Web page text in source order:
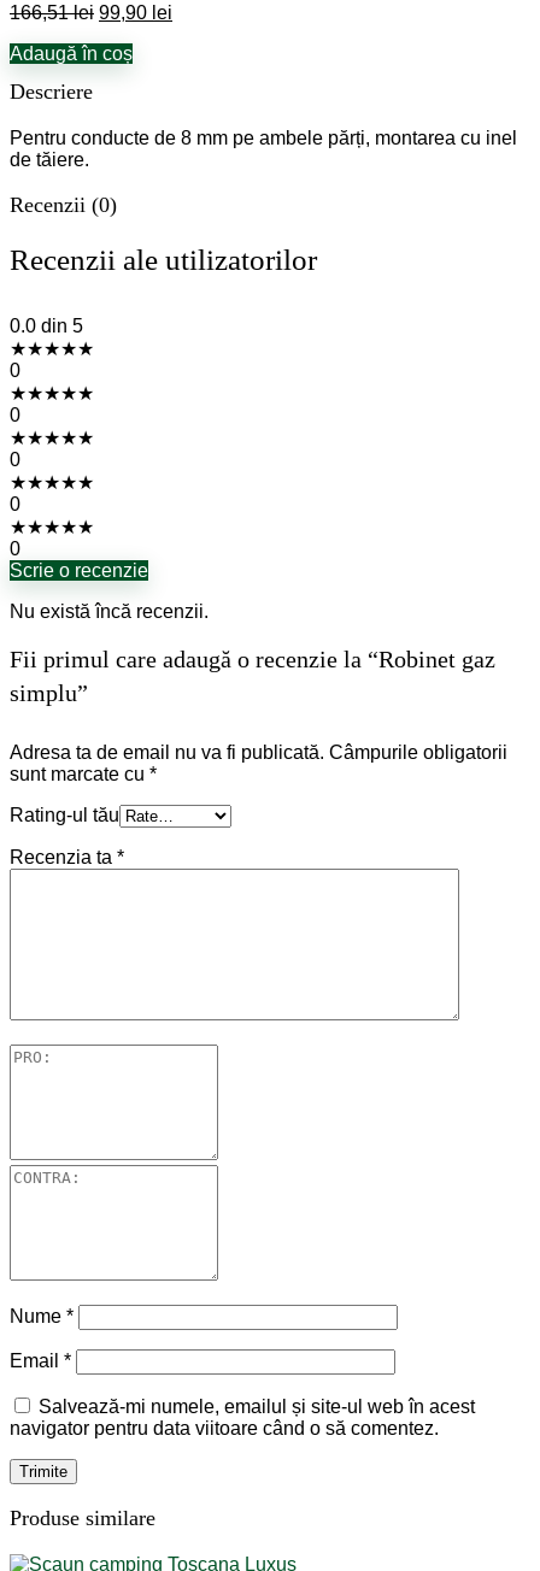
166,51lei Prețul
a
99,90 lei
Adaugă în coș
Descriere
Pentru conducte de 8 mm pe ambele părți, montarea cu inel
de tăiere.
Recenzii (0)
Recenzii ale utilizatorilor
0.0 din 5
★★★★★
0
★★★★★
0
★★★★★
0
★★★★★
0
★★★★★
0
Scrie o recenzie
Nu există încă recenzii.
Fii primul care adaugă o recenzie la “Robinet gaz
simplu”
Adresa ta de email nu va fi publicată. Câmpurile obligatorii
sunt marcate cu *
Rating-ul tău
Recenzia ta *
Nume *
Email *
Salvează-mi numele, emailul și site-ul web în acest
navigator pentru data viitoare când o să comentez.
Produse similare